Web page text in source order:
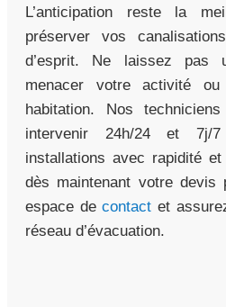
L’anticipation reste la
préserver vos
d’esprit. Ne laissez pas
menacer votre activité
habitation. Nos
intervenir 24h/24 et 7j/
installations avec rapidité
dès maintenant votre devis
espace decontact et
réseau d’évacuation.